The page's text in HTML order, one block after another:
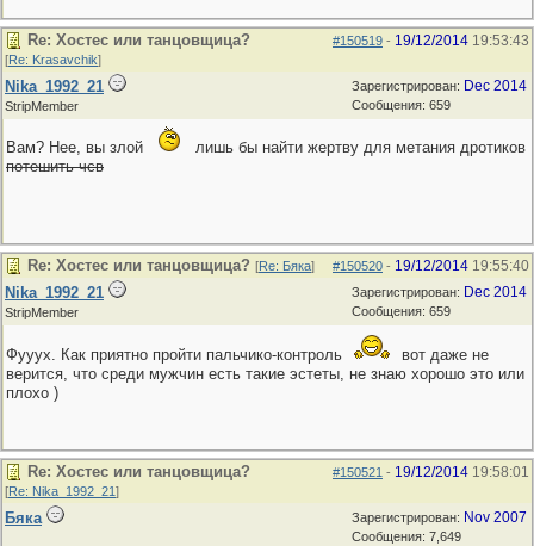
#150519 - 19/12/2014 19:53:43
Re: Хостес или танцовщица?
[Re: Krasavchik]
Зарегистрирован: Dec 2014
Сообщения: 659
Nika_1992_21
StripMember
Вам? Нее, вы злой
лишь бы найти жертву для метания дротиков
потешить чсв
#150520 - 19/12/2014 19:55:40
Re: Хостес или танцовщица? [Re: Бяка]
Зарегистрирован: Dec 2014
Сообщения: 659
Nika_1992_21
StripMember
Фууух. Как приятно пройти пальчико-контроль
вот даже не
верится, что среди мужчин есть такие эстеты, не знаю хорошо это или
плохо )
#150521 - 19/12/2014 19:58:01
Re: Хостес или танцовщица?
[Re: Nika_1992_21]
Зарегистрирован: Nov 2007
Сообщения: 7,649
Бяка